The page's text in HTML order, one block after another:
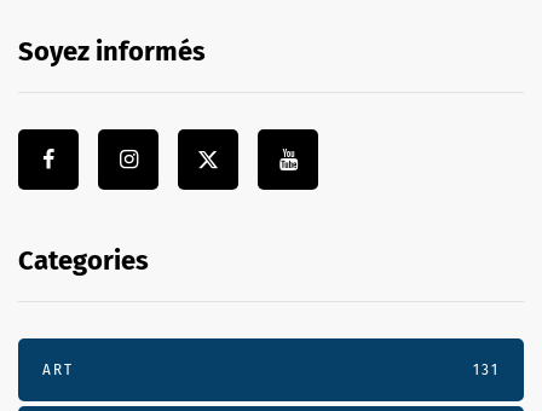
Soyez informés
Categories
ART 131